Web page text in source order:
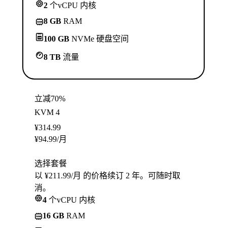
2 个vCPU 内核
8 GB RAM
100 GB NVMe 硬盘空间
8 TB 流量
立减70%
KVM 4
¥314.99
¥94.99/月
选择套餐
以 ¥211.99/月 的价格续订 2 年。可随时取
消。
4 个vCPU 内核
16 GB RAM